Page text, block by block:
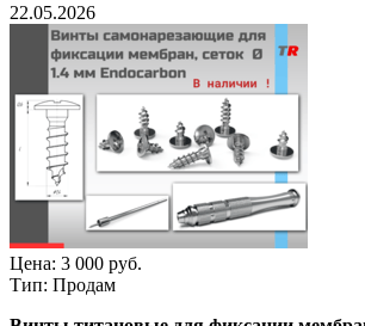
22.05.2026
Цена: 3 000 руб.
Тип: Продам